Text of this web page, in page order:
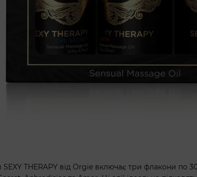
SEXY THERAPY від Orgie включає три флакони по